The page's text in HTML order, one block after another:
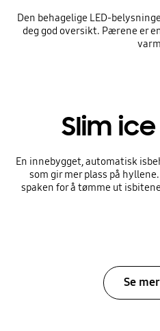
Den behagelige LED-
deg god oversikt. Pærene er
Slim
En innebygget, automatisk
som gir mer plass på
spaken for å tømme ut
Se mer